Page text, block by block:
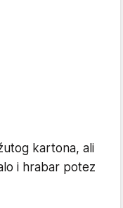
kartona, ali
i hrabar potez